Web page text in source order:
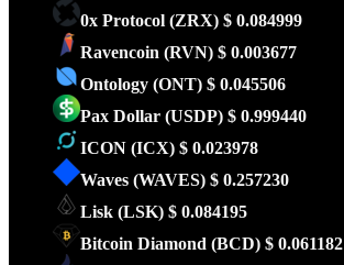
0x Protocol (ZRX) $ 0.084999
Ravencoin (RVN) $ 0.003677
Ontology (ONT) $ 0.045506
Pax Dollar (USDP) $ 0.999440
ICON (ICX) $ 0.023978
Waves (WAVES) $ 0.257230
Lisk (LSK) $ 0.084195
Bitcoin Diamond (BCD) $ 0.061182